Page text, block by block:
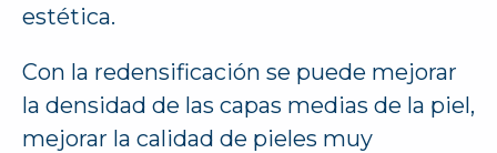
estética.
Con la redensificación se puede mejorar
la densidad de las capas medias de la piel,
mejorar la calidad de pieles muy